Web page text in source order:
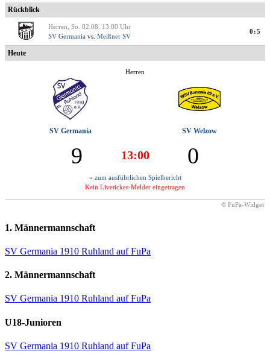
Rückblick
Herren, So. 02.08. 13:00 Uhr
SV Germania vs. Meißner SV
0:5
Heute
Herren
SV Germania SV Welzow
9 13:00 0
» zum ausführlichen Spielbericht
Kein Liveticker-Melder eingetragen
© FuPa-Widget
1. Männermannschaft
SV Germania 1910 Ruhland auf FuPa
2. Männermannschaft
SV Germania 1910 Ruhland auf FuPa
U18-Junioren
SV Germania 1910 Ruhland auf FuPa